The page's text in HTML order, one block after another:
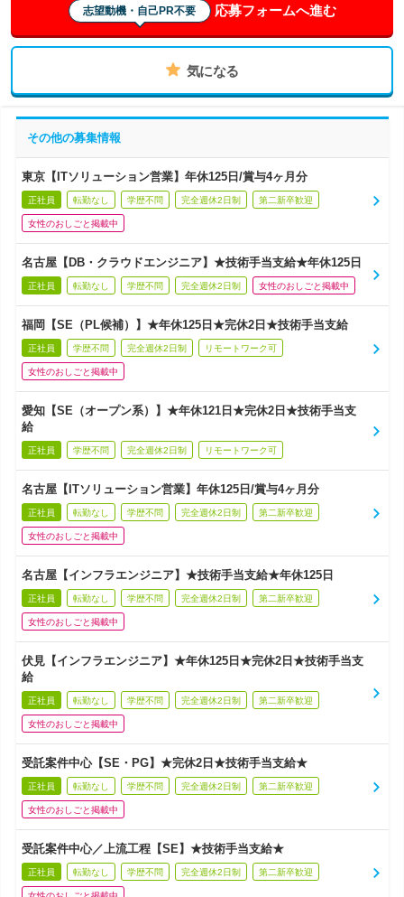
志望動機・自己PR不要 応募フォームへ進む
気になる
その他の募集情報
東京【ITソリューション営業】年休125日/賞与4ヶ月分
正社員 転勤なし 学歴不問 完全週休2日制 第二新卒歓迎
女性のおしごと掲載中
名古屋【DB・クラウドエンジニア】★技術手当支給★年休125日
正社員 転勤なし 学歴不問 完全週休2日制 女性のおしごと掲載中
福岡【SE（PL候補）】★年休125日★完休2日★技術手当支給
正社員 学歴不問 完全週休2日制 リモートワーク可
女性のおしごと掲載中
愛知【SE（オープン系）】★年休121日★完休2日★技術手当支
給
正社員 学歴不問 完全週休2日制 リモートワーク可
名古屋【ITソリューション営業】年休125日/賞与4ヶ月分
正社員 転勤なし 学歴不問 完全週休2日制 第二新卒歓迎
女性のおしごと掲載中
名古屋【インフラエンジニア】★技術手当支給★年休125日
正社員 転勤なし 学歴不問 完全週休2日制 第二新卒歓迎
女性のおしごと掲載中
伏見【インフラエンジニア】★年休125日★完休2日★技術手当支
給
正社員 転勤なし 学歴不問 完全週休2日制 第二新卒歓迎
女性のおしごと掲載中
受託案件中心【SE・PG】★完休2日★技術手当支給★
正社員 転勤なし 学歴不問 完全週休2日制 第二新卒歓迎
女性のおしごと掲載中
受託案件中心／上流工程【SE】★技術手当支給★
正社員 転勤なし 学歴不問 完全週休2日制 第二新卒歓迎